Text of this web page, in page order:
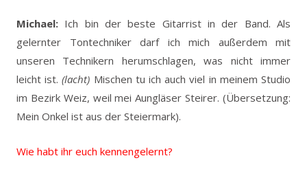
Michael: Ich bin der beste Gitarrist in der Band. Als
gelernter Tontechniker darf ich mich außerdem mit
unseren Technikern herumschlagen, was nicht immer
leicht ist.(lacht) Mischen tu ich auch viel in meinem Studio
im Bezirk Weiz, weil mei Aungläser Steirer. (Übersetzung:
Mein Onkel ist aus der Steiermark).
Wie habt ihr euch kennengelernt?